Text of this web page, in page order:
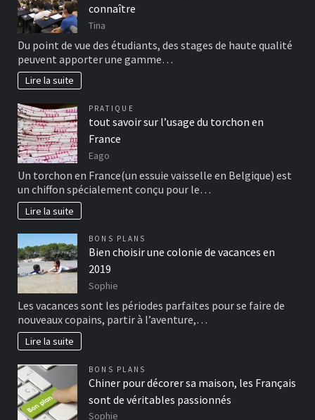
connaître
Tina
Du point de vue des étudiants, des stages de haute qualité
peuvent apporter une gamme…
Lire la suite
PRATIQUE
tout savoir sur l’usage du torchon en
France
Eago
Un torchon en France(un essuie vaisselle en Belgique) est
un chiffon spécialement conçu pour le…
Lire la suite
BONS PLANS
Bien choisir une colonie de vacances en
2019
Sophie
Les vacances sont les périodes parfaites pour se faire de
nouveaux copains, partir à l’aventure,…
Lire la suite
BONS PLANS
Chiner pour décorer sa maison, les Français
sont de véritables passionnés
Sophie